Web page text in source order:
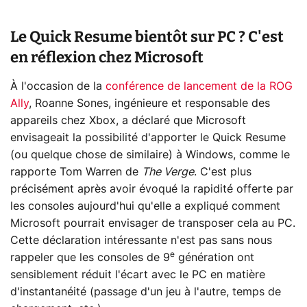
Le Quick Resume bientôt sur PC ? C'est
en réflexion chez Microsoft
À l'occasion de la conférence de lancement de la ROG
Ally, Roanne Sones, ingénieure et responsable des
appareils chez Xbox, a déclaré que Microsoft
envisageait la possibilité d'apporter le Quick Resume
(ou quelque chose de similaire) à Windows, comme le
rapporte Tom Warren de The Verge. C'est plus
précisément après avoir évoqué la rapidité offerte par
les consoles aujourd'hui qu'elle a expliqué comment
Microsoft pourrait envisager de transposer cela au PC.
Cette déclaration intéressante n'est pas sans nous
rappeler que les consoles de 9e génération ont
sensiblement réduit l'écart avec le PC en matière
d'instantanéité (passage d'un jeu à l'autre, temps de